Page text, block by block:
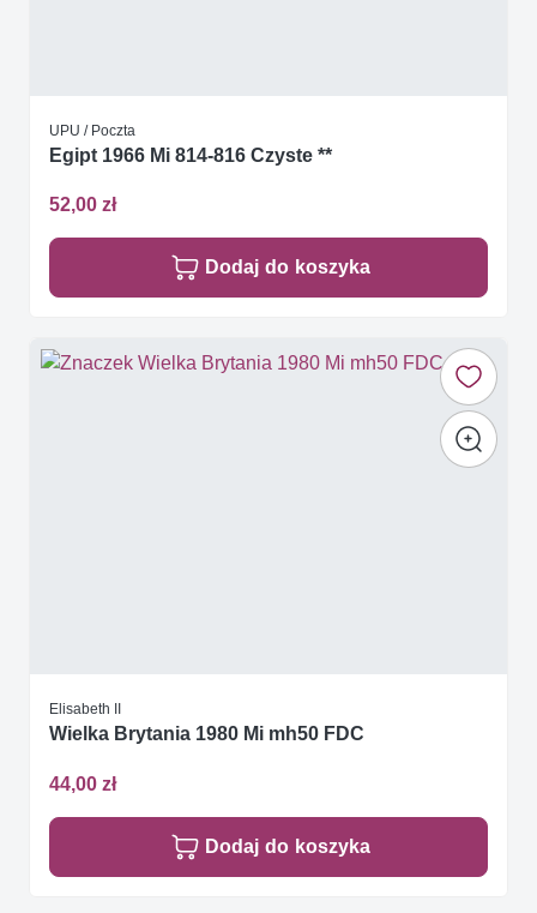
UPU / Poczta
Egipt 1966 Mi 814-816 Czyste **
52,00 zł
Dodaj do koszyka
Elisabeth II
Wielka Brytania 1980 Mi mh50 FDC
44,00 zł
Dodaj do koszyka